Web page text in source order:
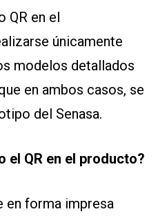
QR en el
únicamente
modelos detallados
en ambos casos, se
del Senasa.
el QR en el producto?
en forma impresa